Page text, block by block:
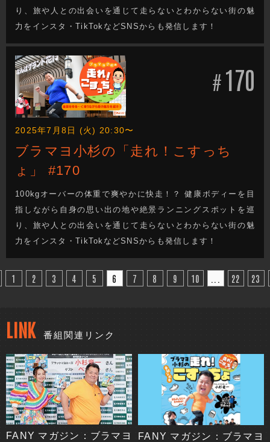
り、旅や人との出会いを通じて走らないとわからない街の魅
力をインスタ・TikTokなどSNSからも発信します！
#170
2025年7月8日 (火) 20:30〜
ブラマヨ小杉の「走れ！こすっち
ょ」 #170
100kgオーバーの体重で爽やかに快走！？ 健康ボディーを目
指しながら自身の思い出の地や絶景ランニングスポットを巡
り、旅や人との出会いを通じて走らないとわからない街の魅
力をインスタ・TikTokなどSNSからも発信します！
1 2 3 4 5 6 7 8 9 10 22 23
LINK 番組関連リンク
FANY マガジン：ブラマヨ
FANY マガジン：ブラマヨ